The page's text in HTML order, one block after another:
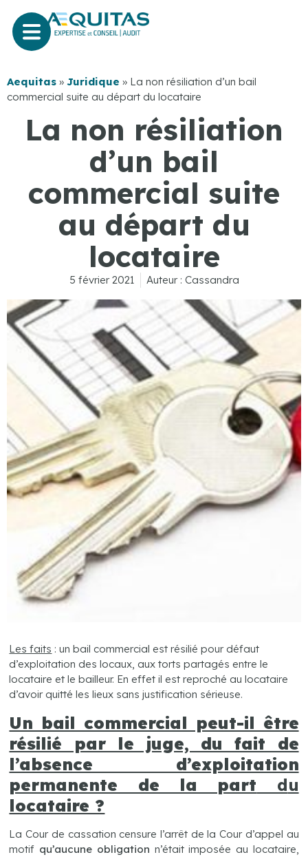
Aequitas » Juridique » La non résiliation d’un bail
commercial suite au départ du locataire
La non résiliation
d’un bail
commercial suite
au départ du
locataire
5 février 2021 Auteur : Cassandra
Les faits : un bail commercial est résilié pour défaut
d’exploitation des locaux, aux torts partagés entre le
locataire et le bailleur. En effet il est reproché au locataire
d’avoir quitté les lieux sans justification sérieuse.
Un bail commercial peut-il être
résilié par le juge, du fait de
l’absence d’exploitation
permanente de la part du
locataire ?
La Cour de cassation censure l’arrêt de la Cour d’appel au
motif qu’aucune obligation n’était imposée au locataire,